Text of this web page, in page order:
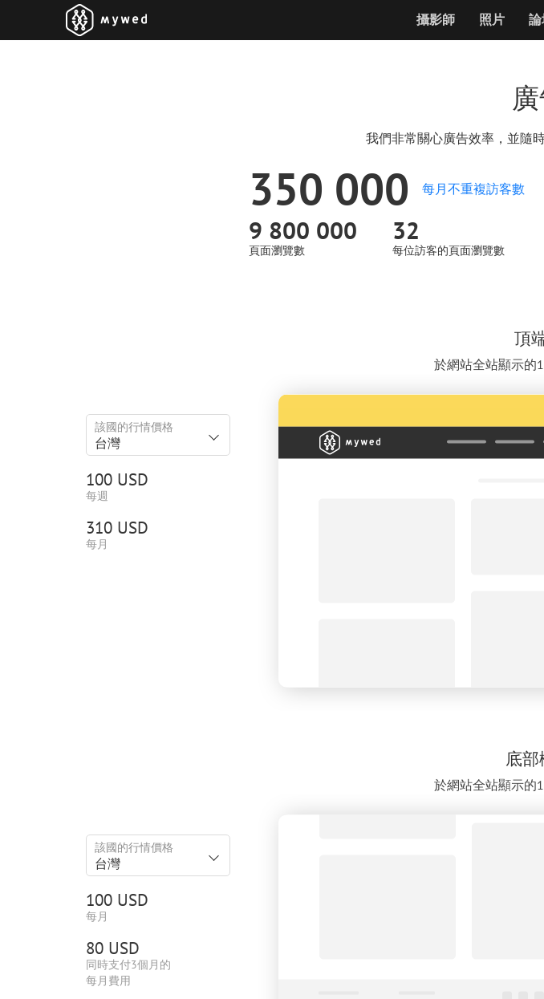
攝影師 照片
我們非常關心廣告效率，並隨
350 000 每月不重複訪客數
9 800 000
頁面瀏覽數
32
每位訪客的頁面瀏覽數
頂
於網站全站顯示的
該國的行情價格
台灣
100 USD
每週
310 USD
每月
底部
於網站全站顯示的
該國的行情價格
台灣
100 USD
每月
80 USD
同時支付3個月的
每月費用